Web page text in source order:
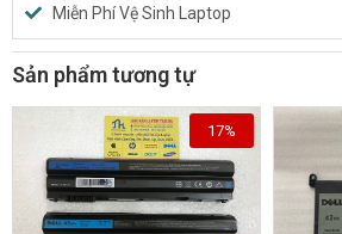
Miễn Phí Vệ Sinh Laptop
Sản phẩm tương tự
17%